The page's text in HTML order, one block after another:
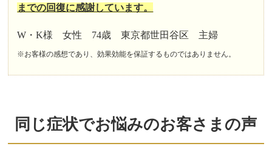
までの回復に感謝しています。
W・K様 女性 74歳 東京都世田谷区 主婦
※お客様の感想であり、効果効能を保証するものではありません。
同じ症状でお悩みのお客さまの声